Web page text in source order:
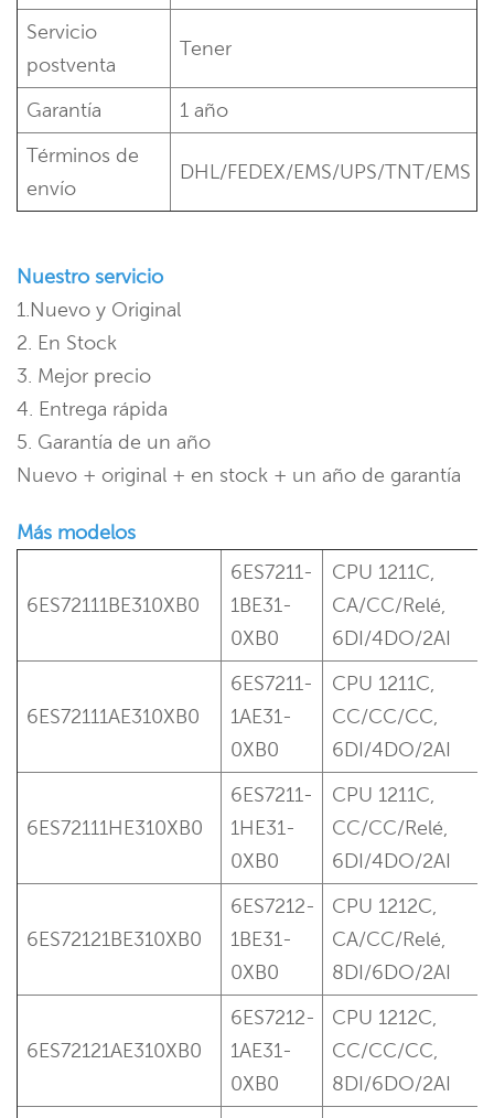
Servicio
postventa
Tener
Garantía
1 año
Términos de
envío
DHL/FEDEX/EMS/UPS/TNT/EMS
Nuestro servicio
1.Nuevo y Original
2. En Stock
3. Mejor precio
4. Entrega rápida
5. Garantía de un año
Nuevo + original + en stock + un año de garantía
Más modelos
6ES72111BE310XB0
6ES7211-
1BE31-
0XB0
CPU 1211C,
CA/CC/Relé,
6DI/4DO/2AI
6ES72111AE310XB0
6ES7211-
1AE31-
0XB0
CPU 1211C,
CC/CC/CC,
6DI/4DO/2AI
6ES72111HE310XB0
6ES7211-
1HE31-
0XB0
CPU 1211C,
CC/CC/Relé,
6DI/4DO/2AI
6ES72121BE310XB0
6ES7212-
1BE31-
0XB0
CPU 1212C,
CA/CC/Relé,
8DI/6DO/2AI
6ES72121AE310XB0
6ES7212-
1AE31-
0XB0
CPU 1212C,
CC/CC/CC,
8DI/6DO/2AI